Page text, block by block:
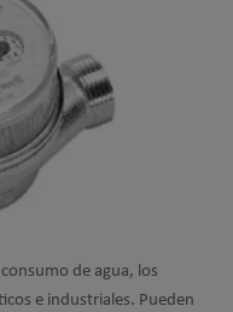
de agua, los
e industriales. Pueden